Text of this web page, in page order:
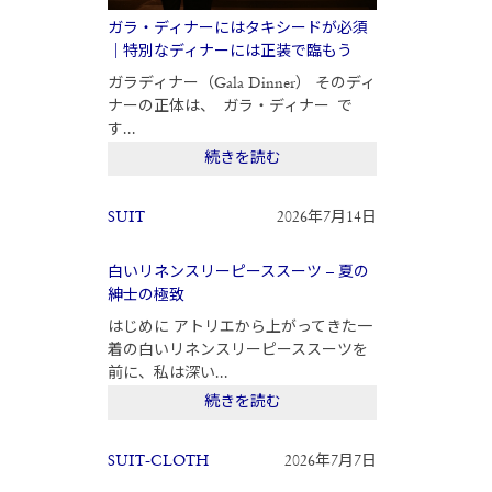
ガラ・ディナーにはタキシードが必須
｜特別なディナーには正装で臨もう
ガラディナー（Gala Dinner） そのディ
ナーの正体は、 ガラ・ディナー で
す...
続きを読む
SUIT 2026年7月14日
白いリネンスリーピーススーツ – 夏の
紳士の極致
はじめに アトリエから上がってきた一
着の白いリネンスリーピーススーツを
前に、私は深い...
続きを読む
SUIT-CLOTH 2026年7月7日